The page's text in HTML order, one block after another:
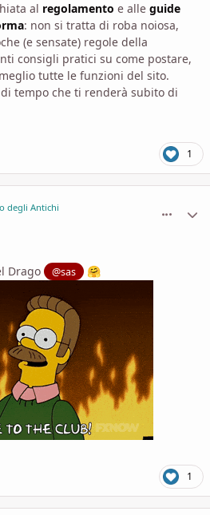
al regolamento e alle guide
: non si tratta di roba noiosa,
(e sensate) regole della
consigli pratici su come postare,
tutte le funzioni del sito.
tempo che ti renderà subito di
1
degli Antichi
Drago @sas 🤗
1